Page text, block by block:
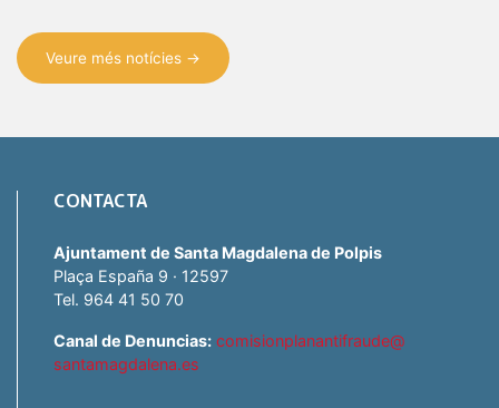
Veure més notícies →
CONTACTA
Ajuntament de Santa Magdalena de Polpis
Plaça España 9 · 12597
Tel. 964 41 50 70
Canal de Denuncias: comisionplanantifraude@
santamagdalena.es